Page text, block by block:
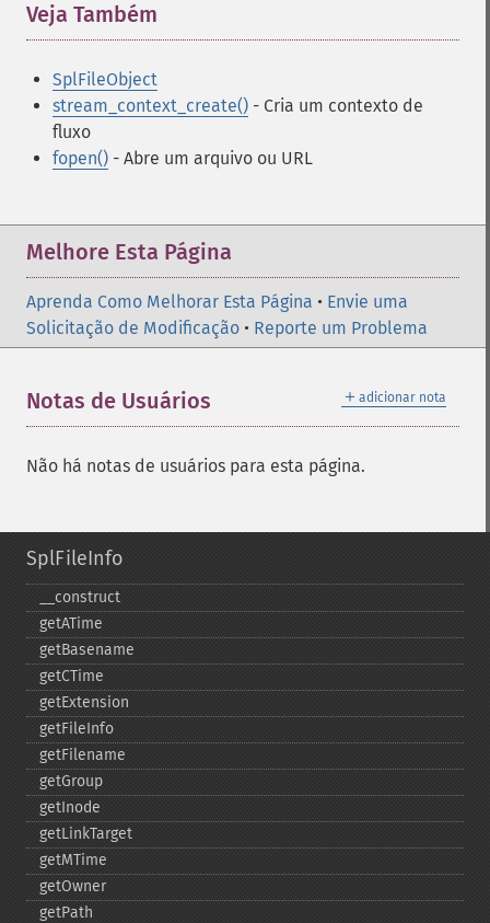
Veja Também
SplFileObject
stream_context_create() - Cria um contexto de
fluxo
fopen() - Abre um arquivo ou URL
Melhore Esta Página
Aprenda Como Melhorar Esta Página • Envie uma
Solicitação de Modificação • Reporte um Problema
＋ adicionar nota
Notas de Usuários
Não há notas de usuários para esta página.
SplFileInfo
_​_​construct
getATime
getBasename
getCTime
getExtension
getFileInfo
getFilename
getGroup
getInode
getLinkTarget
getMTime
getOwner
getPath